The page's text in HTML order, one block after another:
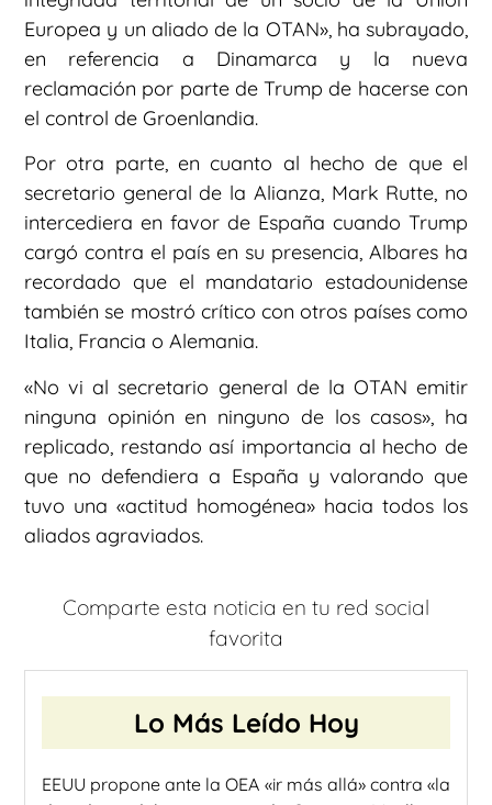
Europea y un aliado de la OTAN», ha subrayado,
en referencia a Dinamarca y la nueva
reclamación por parte de Trump de hacerse con
el control de Groenlandia.
Por otra parte, en cuanto al hecho de que el
secretario general de la Alianza, Mark Rutte, no
intercediera en favor de España cuando Trump
cargó contra el país en su presencia, Albares ha
recordado que el mandatario estadounidense
también se mostró crítico con otros países como
Italia, Francia o Alemania.
«No vi al secretario general de la OTAN emitir
ninguna opinión en ninguno de los casos», ha
replicado, restando así importancia al hecho de
que no defendiera a España y valorando que
tuvo una «actitud homogénea» hacia todos los
aliados agraviados.
Comparte esta noticia en tu red social
favorita
Lo Más Leído Hoy
EEUU propone ante la OEA «ir más allá» contra «la